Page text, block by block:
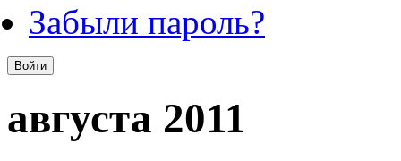
Забыли пароль?
августа 2011